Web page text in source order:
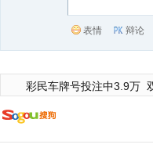
表情 辩论
彩民车牌号投注中3.9万